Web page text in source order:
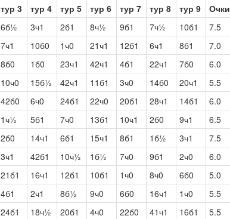
тур 3 тур 4 тур 5 тур 6 тур 7 тур 8 тур 9 Очки
6б½ 3ч1 2б1 8ч½ 9б1 7ч½ 10б1 7.5
7ч1 10б0 1ч0 21ч1 12б1 6ч1 8б1 7.0
8б0 1б0 23ч1 42ч1 4б1 22ч1 7б0 6.0
10ч0 15б½ 42ч1 11б1 3ч0 14б0 20ч1 5.5
42б0 6ч0 24б1 22ч0 20б1 28ч1 14б1 6.0
1ч½ 5б1 7ч0 13б1 10ч1 2б0 9ч1 6.5
2б0 14ч1 6б1 15ч1 8б1 1б½ 3ч1 7.5
3ч1 42б1 10ч½ 1б½ 7ч0 9б1 2ч0 6.0
21б1 16ч1 12б1 10б1 1ч0 8ч0 6б0 5.0
4б1 2ч1 8б½ 9ч0 6б0 16ч1 1ч0 5.5
24б1 18ч½ 20б1 4ч0 22б0 41ч1 16б1 5.5